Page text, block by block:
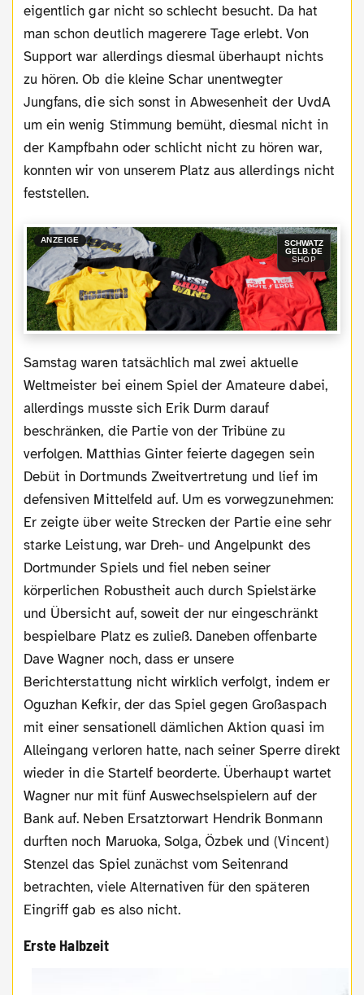
eigentlich gar nicht so schlecht besucht. Da hat
man schon deutlich magerere Tage erlebt. Von
Support war allerdings diesmal überhaupt nichts
zu hören. Ob die kleine Schar unentwegter
Jungfans, die sich sonst in Abwesenheit der UvdA
um ein wenig Stimmung bemüht, diesmal nicht in
der Kampfbahn oder schlicht nicht zu hören war,
konnten wir von unserem Platz aus allerdings nicht
feststellen.
ANZEIGE
SCHWATZ
GELB.DE
SHOP
Samstag waren tatsächlich mal zwei aktuelle
Weltmeister bei einem Spiel der Amateure dabei,
allerdings musste sich Erik Durm darauf
beschränken, die Partie von der Tribüne zu
verfolgen. Matthias Ginter feierte dagegen sein
Debüt in Dortmunds Zweitvertretung und lief im
defensiven Mittelfeld auf. Um es vorwegzunehmen:
Er zeigte über weite Strecken der Partie eine sehr
starke Leistung, war Dreh- und Angelpunkt des
Dortmunder Spiels und fiel neben seiner
körperlichen Robustheit auch durch Spielstärke
und Übersicht auf, soweit der nur eingeschränkt
bespielbare Platz es zuließ. Daneben offenbarte
Dave Wagner noch, dass er unsere
Berichterstattung nicht wirklich verfolgt, indem er
Oguzhan Kefkir, der das Spiel gegen Großaspach
mit einer sensationell dämlichen Aktion quasi im
Alleingang verloren hatte, nach seiner Sperre direkt
wieder in die Startelf beorderte. Überhaupt wartet
Wagner nur mit fünf Auswechselspielern auf der
Bank auf. Neben Ersatztorwart Hendrik Bonmann
durften noch Maruoka, Solga, Özbek und (Vincent)
Stenzel das Spiel zunächst vom Seitenrand
betrachten, viele Alternativen für den späteren
Eingriff gab es also nicht.
Erste Halbzeit